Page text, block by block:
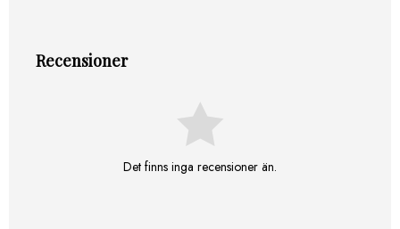
Recensioner
Det finns inga recensioner än.